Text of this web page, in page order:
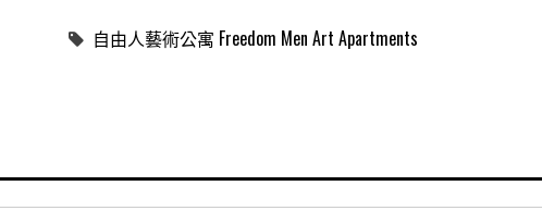
自由人藝術公寓 Freedom Men Art Apartments